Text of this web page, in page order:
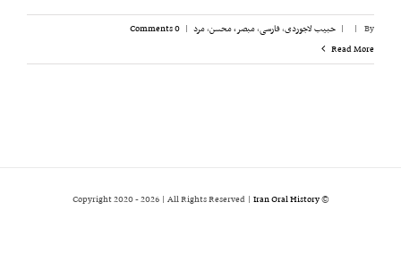
By
|
| حبیب لاجوردی,فارسی,مبصر، محسن,مرد |
0 Comments
Read More
© Copyright 2020 -
2026 | All Rights Reserved | Iran Oral History